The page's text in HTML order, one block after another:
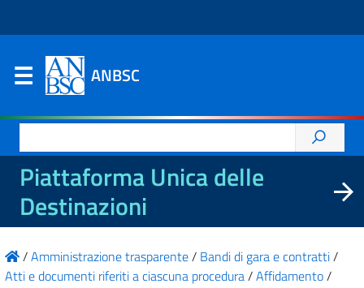
ANBSC
per:
Piattaforma Unica delle
Destinazioni
/Amministrazione trasparente/ Bandi di gara e contratti/
Atti e documenti riferiti a ciascuna procedura/Affidamento/